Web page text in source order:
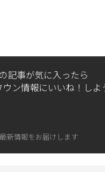
記事が気に入ったら
ウン情報にいいね！しよ
最新情報をお届けします